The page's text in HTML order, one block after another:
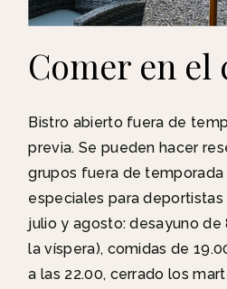
Comer en el
Bistro abierto fuera de
previa. Se pueden hacer
grupos fuera de
especiales para deportistas
julio y agosto: desayuno de
la víspera), comidas de
a las 22.00, cerrado los